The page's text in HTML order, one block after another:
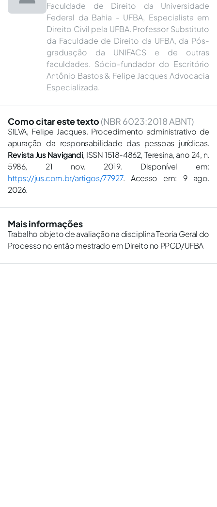
Faculdade de Direito da Universidade
Federal da Bahia - UFBA, Especialista em
Direito Civil pela UFBA. Professor Substituto
da Faculdade de Direito da UFBA, da Pós-
graduação da UNIFACS e de outras
faculdades. Sócio-fundador do Escritório
Antônio Bastos & Felipe Jacques Advocacia
Especializada.
Como citar este texto (NBR 6023:2018 ABNT)
SILVA, Felipe Jacques. Procedimento administrativo de
apuração da responsabilidade das pessoas jurídicas.
Revista Jus Navigandi, ISSN 1518-4862, Teresina, ano 24, n.
5986, 21 nov. 2019. Disponível em:
https://jus.com.br/artigos/77927. Acesso em: 9 ago.
2026.
Mais informações
Trabalho objeto de avaliação na disciplina Teoria Geral do
Processo no então mestrado em Direito no PPGD/UFBA